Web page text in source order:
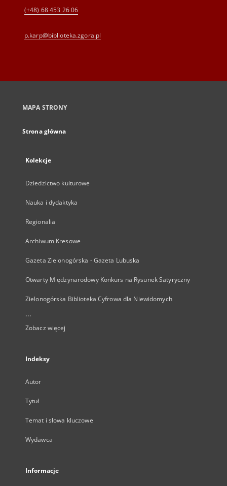
(+48) 68 453 26 06
p.karp@biblioteka.zgora.pl
MAPA STRONY
Strona główna
Kolekcje
Dziedzictwo kulturowe
Nauka i dydaktyka
Regionalia
Archiwum Kresowe
Gazeta Zielonogórska - Gazeta Lubuska
Otwarty Międzynarodowy Konkurs na Rysunek Satyryczny
Zielonogórska Biblioteka Cyfrowa dla Niewidomych
...
Zobacz więcej
Indeksy
Autor
Tytuł
Temat i słowa kluczowe
Wydawca
Informacje